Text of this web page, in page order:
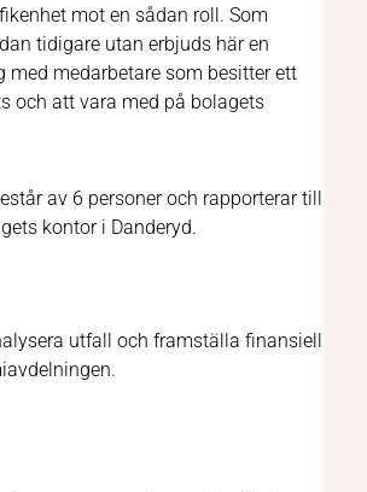
mot en sådan roll. Som
tidigare utan erbjuds här en
medarbetare som besitter ett
och att vara med på bolagets
av 6 personer och rapporterar till
kontor i Danderyd.
utfall och framställa finansiell